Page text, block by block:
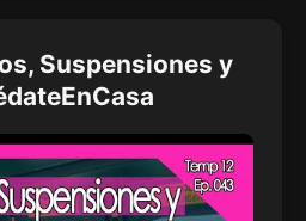
Suspensiones y